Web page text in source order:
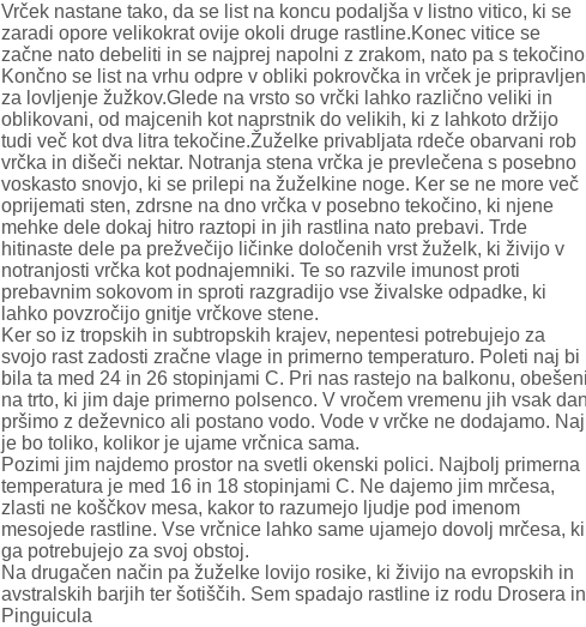
Vrček nastane tako, da se list na koncu podaljša v listno vitico, ki se
zaradi opore velikokrat ovije okoli druge rastline.Konec vitice se
začne nato debeliti in se najprej napolni z zrakom, nato pa s
Končno se list na vrhu odpre v obliki pokrovčka in vrček je pripravljen
za lovljenje žužkov.Glede na vrsto so vrčki lahko različno veliki in
oblikovani, od majcenih kot naprstnik do velikih, ki z lahkoto držijo
tudi več kot dva litra tekočine.Žuželke privabljata rdeče obarvani rob
vrčka in dišeči nektar. Notranja stena vrčka je prevlečena s posebno
voskasto snovjo, ki se prilepi na žuželkine noge. Ker se ne more več
oprijemati sten, zdrsne na dno vrčka v posebno tekočino, ki njene
mehke dele dokaj hitro raztopi in jih rastlina nato prebavi. Trde
hitinaste dele pa prežvečijo ličinke določenih vrst žuželk, ki živijo v
notranjosti vrčka kot podnajemniki. Te so razvile imunost proti
prebavnim sokovom in sproti razgradijo vse živalske odpadke, ki
lahko povzročijo gnitje vrčkove stene.
Ker so iz tropskih in subtropskih krajev, nepentesi potrebujejo za
svojo rast zadosti zračne vlage in primerno temperaturo. Poleti naj bi
bila ta med 24 in 26 stopinjami C. Pri nas rastejo na balkonu, obešeni
na trto, ki jim daje primerno polsenco. V vročem vremenu jih vsak dan
pršimo z deževnico ali postano vodo. Vode v vrčke ne dodajamo. Naj
je bo toliko, kolikor je ujame vrčnica sama.
Pozimi jim najdemo prostor na svetli okenski polici. Najbolj primerna
temperatura je med 16 in 18 stopinjami C. Ne dajemo jim mrčesa,
zlasti ne koščkov mesa, kakor to razumejo ljudje pod imenom
mesojede rastline. Vse vrčnice lahko same ujamejo dovolj mrčesa, ki
ga potrebujejo za svoj obstoj.
Na drugačen način pa žuželke lovijo rosike, ki živijo na evropskih in
avstralskih barjih ter šotiščih. Sem spadajo rastline iz rodu Drosera in
Pinguicula